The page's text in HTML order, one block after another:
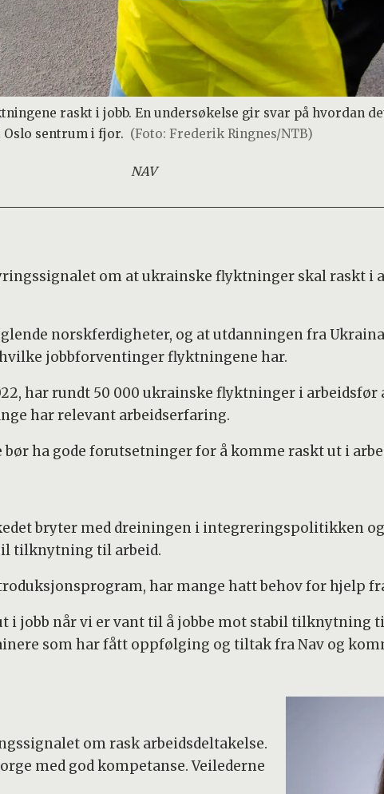
raskt i jobb. En undersøkelse gir svar på hvordan
sentrum i fjor. (Foto: Frederik Ringnes/NTB)
NAV
om at ukrainske flyktninger skal raskt i
norskferdigheter, og at utdanningen fra
jobbforventinger flyktningene har.
har rundt 50 000 ukrainske flyktninger i
har relevant arbeidserfaring.
ha gode forutsetninger for å komme raskt ut i
bryter med dreiningen i integreringspolitikken og
tilknytning til arbeid.
har mange hatt behov for hjelp
i jobb når vi er vant til å jobbe mot stabil tilknytning
som har fått oppfølging og tiltak fra Nav og
om rask arbeidsdeltakelse.
med god kompetanse. Veilederne